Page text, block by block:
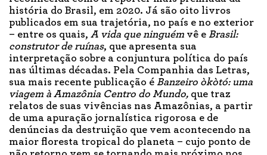
história do Brasil, em 2020. Já são oito livros
publicados em sua trajetória, no país e no exterior
– entre os quais, A vida que ninguém vê e Brasil:
construtor de ruínas, que apresenta sua
interpretação sobre a conjuntura política do país
nas últimas décadas. Pela Companhia das Letras,
sua mais recente publicação é Banzeiro òkòtó: uma
viagem à Amazônia Centro do Mundo, que traz
relatos de suas vivências nas Amazônias, a partir
de uma apuração jornalística rigorosa e de
denúncias da destruição que vem acontecendo na
maior floresta tropical do planeta – cujo ponto de